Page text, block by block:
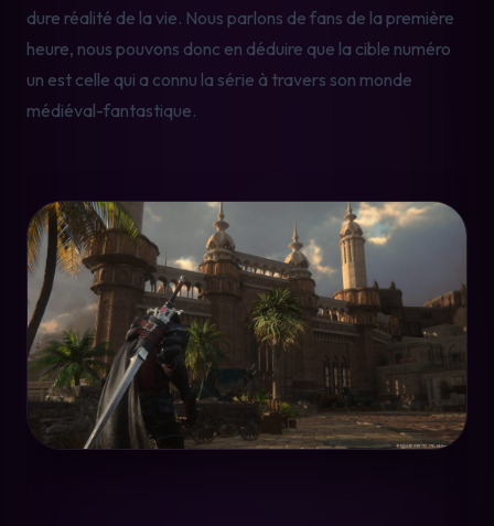
dure réalité de la vie. Nous parlons de fans de la première
heure, nous pouvons donc en déduire que la cible numéro
un est celle qui a connu la série à travers son monde
médiéval-fantastique.